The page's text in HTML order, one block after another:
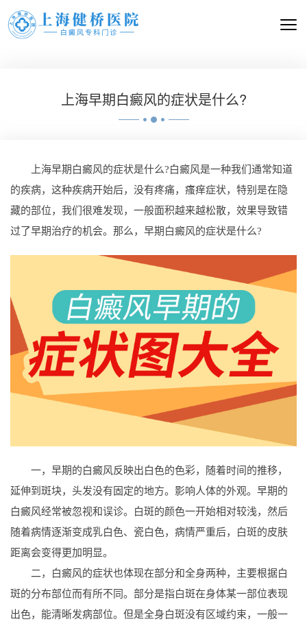
上海早期白癜风的症状是什么?
上海早期白癜风的症状是什么?白癜风是一种我们通常知道
的疾病，这种疾病开始后，没有疼痛，瘙痒症状，特别是在隐
藏的部位，我们很难发现，一般面积越来越松散，效果导致错
过了早期治疗的机会。那么，早期白癜风的症状是什么?
一，早期的白癜风反映出白色的色彩，随着时间的推移，
延伸到斑块，头发没有固定的地方。影响人体的外观。早期的
白癜风经常被忽视和误诊。白斑的颜色一开始相对较浅，然后
随着病情逐渐变成乳白色、瓷白色，病情严重后，白斑的皮肤
距离会变得更加明显。
二，白癜风的症状也体现在部分和全身两种，主要根据白
斑的分布部位而有所不同。部分是指白斑在身体某一部位表现
出色，能清晰发病部位。但是全身白斑没有区域约束，一般一